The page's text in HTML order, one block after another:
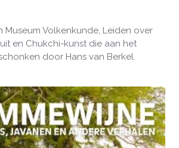
Volkenkunde, Leiden over
en Chukchi-kunst die aan het
door Hans van Berkel.